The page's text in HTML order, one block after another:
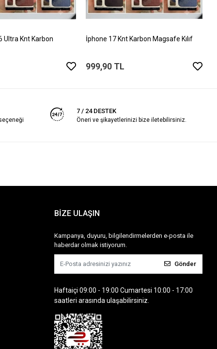
Ultra Knt Karbon İphone 17 Knt Karbon Magsafe Kılıf
999,90 TL
7 / 24 DESTEK
Öneri ve şikayetlerinizi bize iletebilirsiniz.
BİZE ULAŞIN
Kampanya, duyuru, bilgilendirmelerden e-posta ile
haberdar olmak istiyorum.
Gönder
Haftaiçi 09:00 - 19:00 Cumartesi 10:00 - 17:00
saatleri arasında ulaşabilirsiniz.